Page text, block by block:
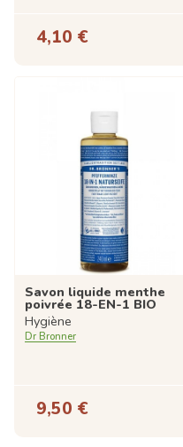
4,10 €
Savon liquide menthe
poivrée 18-EN-1 BIO
Hygiène
Dr Bronner
9,50 €